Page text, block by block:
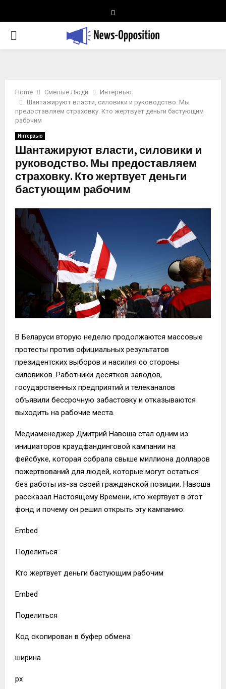
PRIMARY
Home Смелые Люди
Интервью
Шантажируют власти, силовики и руководство. Мы
предоставляем страховку. Кто жертвует деньги бастующим
рабочим
Интервью
Шантажируют власти, силовики и
руководство. Мы предоставляем
страховку. Кто жертвует деньги
бастующим рабочим
В Беларуси вторую неделю продолжаются массовые
протесты против официальных результатов
президентских выборов и насилия со стороны
силовиков. Работники десятков заводов,
государственных предприятий и телеканалов
объявили бессрочную забастовку и отказываются
выходить на рабочие места.
Медиаменеджер Дмитрий Навоша стал одним из
инициаторов краудфандинговой кампании на
фейсбуке, которая собрала свыше миллиона долларов
пожертвований для людей, которые могут остаться
без работы из-за своей гражданской позиции. Навоша
рассказал Настоящему Времени, кто жертвует в этот
фонд и почему он решил открыть эту кампанию:
Embed
Поделиться
Кто жертвует деньги бастующим рабочим
Embed
Поделиться
Код скопирован в буфер обмена
ширина
px